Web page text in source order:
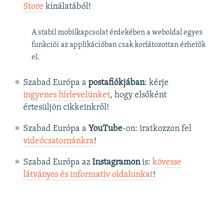
Store kínálatából!
A stabil mobilkapcsolat érdekében a weboldal egyes
funkciói az applikációban csak korlátozottan érhetők
el.
Szabad Európa a postafiókjában: kérje
ingyenes hírlevelünket, hogy elsőként
értesüljön cikkeinkről!
Szabad Európa a YouTube-on: iratkozzon fel
videócsatornánkra!
Szabad Európa az Instagramonis: kövesse
látványos és informatív oldalunkat! ​